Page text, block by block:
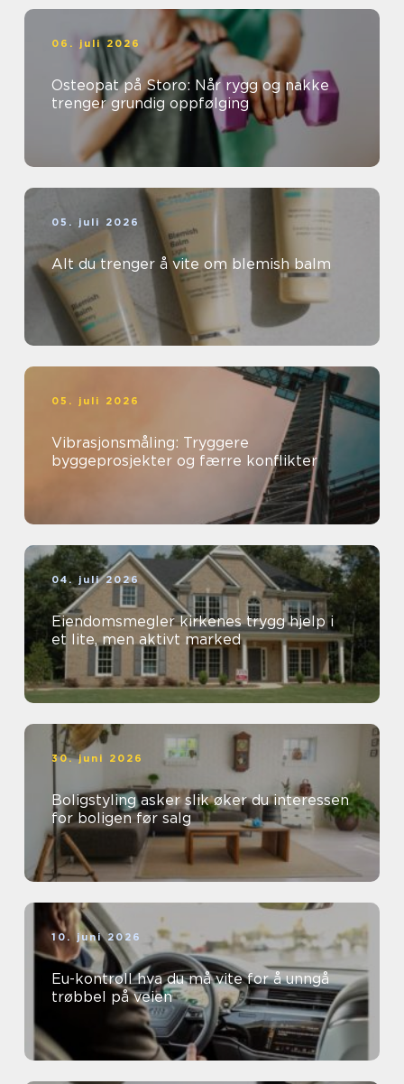
06. juli 2026
Osteopat på Storo: Når rygg og nakke
trenger grundig oppfølging
05. juli 2026
Alt du trenger å vite om blemish balm
05. juli 2026
Vibrasjonsmåling: Tryggere
byggeprosjekter og færre konflikter
04. juli 2026
Eiendomsmegler kirkenes trygg hjelp i
et lite, men aktivt marked
30. juni 2026
Boligstyling asker slik øker du interessen
for boligen før salg
10. juni 2026
Eu-kontroll hva du må vite for å unngå
trøbbel på veien